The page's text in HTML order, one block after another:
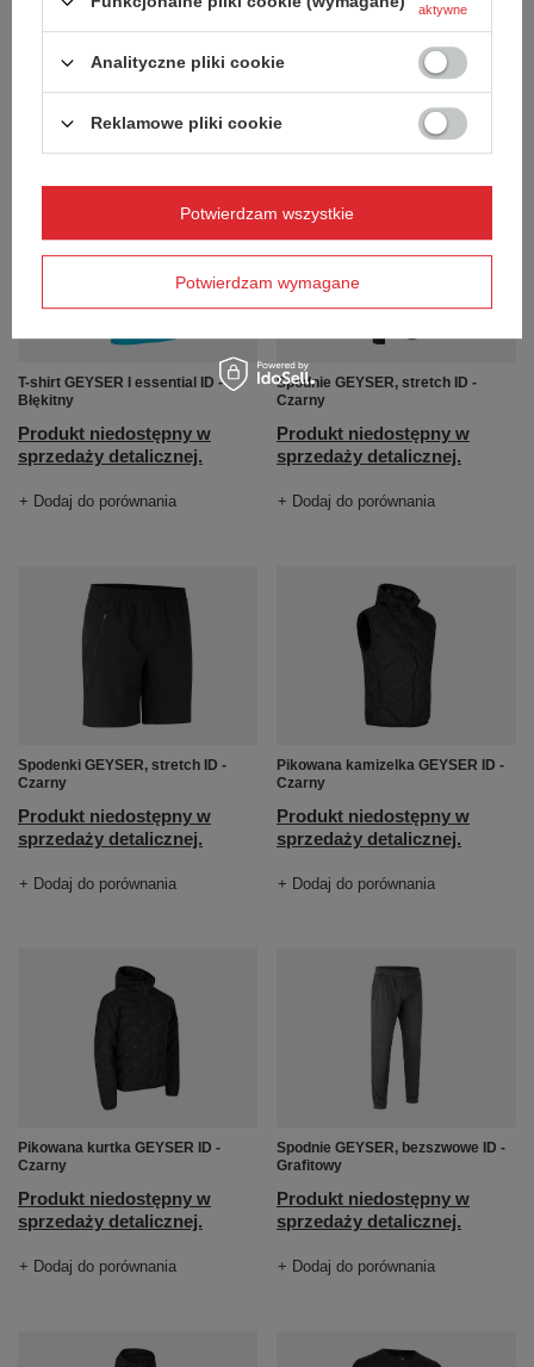
sprzedaży detalicznej.
+ Dodaj do porównania
Produkt niedostępny w
sprzedaży detalicznej.
+ Dodaj do porównania
T-shirt GEYSER I essential ID -
Błękitny
Produkt niedostępny w
sprzedaży detalicznej.
+ Dodaj do porównania
Spodnie GEYSER, stretch ID -
Czarny
Produkt niedostępny w
sprzedaży detalicznej.
+ Dodaj do porównania
Spodenki GEYSER, stretch ID -
Czarny
Produkt niedostępny w
sprzedaży detalicznej.
+ Dodaj do porównania
Pikowana kamizelka GEYSER ID -
Czarny
Produkt niedostępny w
sprzedaży detalicznej.
+ Dodaj do porównania
Pikowana kurtka GEYSER ID -
Czarny
Produkt niedostępny w
sprzedaży detalicznej.
+ Dodaj do porównania
Spodnie GEYSER, bezszwowe ID -
Grafitowy
Produkt niedostępny w
sprzedaży detalicznej.
+ Dodaj do porównania
aktywne
Analityczne pliki cookie
Reklamowe pliki cookie
Potwierdzam wymagane
Potwierdzam wszystkie